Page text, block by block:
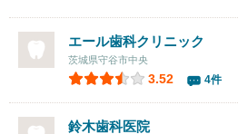
エール歯科クリニック
茨城県守谷市中央
3.52 4件
鈴木歯科医院